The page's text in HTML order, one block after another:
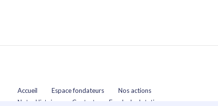
Accueil Espace fondateurs
Nos actions
Notre Histoire
Contact Fonds de dotation